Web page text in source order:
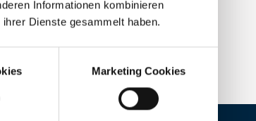
Informationen kombinieren
Dienste gesammelt haben.
Marketing Cookies